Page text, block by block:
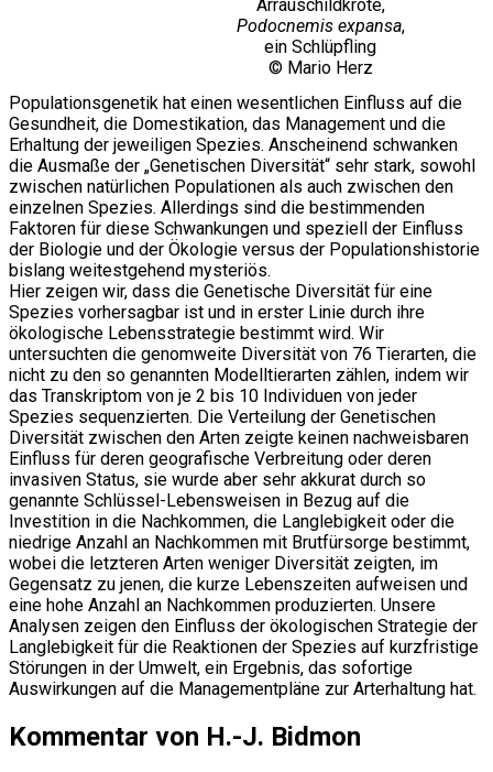
Arrauschildkröte,
Podocnemis expansa,
ein Schlüpfling
© Mario Herz
Populationsgenetik hat einen wesentlichen Einfluss auf die
Gesundheit, die Domestikation, das Management und die
Erhaltung der jeweiligen Spezies. Anscheinend schwanken
die Ausmaße der „Genetischen Diversität“ sehr stark, sowohl
zwischen natürlichen Populationen als auch zwischen den
einzelnen Spezies. Allerdings sind die bestimmenden
Faktoren für diese Schwankungen und speziell der Einfluss
der Biologie und der Ökologie versus der Populationshistorie
bislang weitestgehend mysteriös.
Hier zeigen wir, dass die Genetische Diversität für eine
Spezies vorhersagbar ist und in erster Linie durch ihre
ökologische Lebensstrategie bestimmt wird. Wir
untersuchten die genomweite Diversität von 76 Tierarten, die
nicht zu den so genannten Modelltierarten zählen, indem wir
das Transkriptom von je 2 bis 10 Individuen von jeder
Spezies sequenzierten. Die Verteilung der Genetischen
Diversität zwischen den Arten zeigte keinen nachweisbaren
Einfluss für deren geografische Verbreitung oder deren
invasiven Status, sie wurde aber sehr akkurat durch so
genannte Schlüssel-Lebensweisen in Bezug auf die
Investition in die Nachkommen, die Langlebigkeit oder die
niedrige Anzahl an Nachkommen mit Brutfürsorge bestimmt,
wobei die letzteren Arten weniger Diversität zeigten, im
Gegensatz zu jenen, die kurze Lebenszeiten aufweisen und
eine hohe Anzahl an Nachkommen produzierten. Unsere
Analysen zeigen den Einfluss der ökologischen Strategie der
Langlebigkeit für die Reaktionen der Spezies auf kurzfristige
Störungen in der Umwelt, ein Ergebnis, das sofortige
Auswirkungen auf die Managementpläne zur Arterhaltung hat.
Kommentar von H.-J. Bidmon